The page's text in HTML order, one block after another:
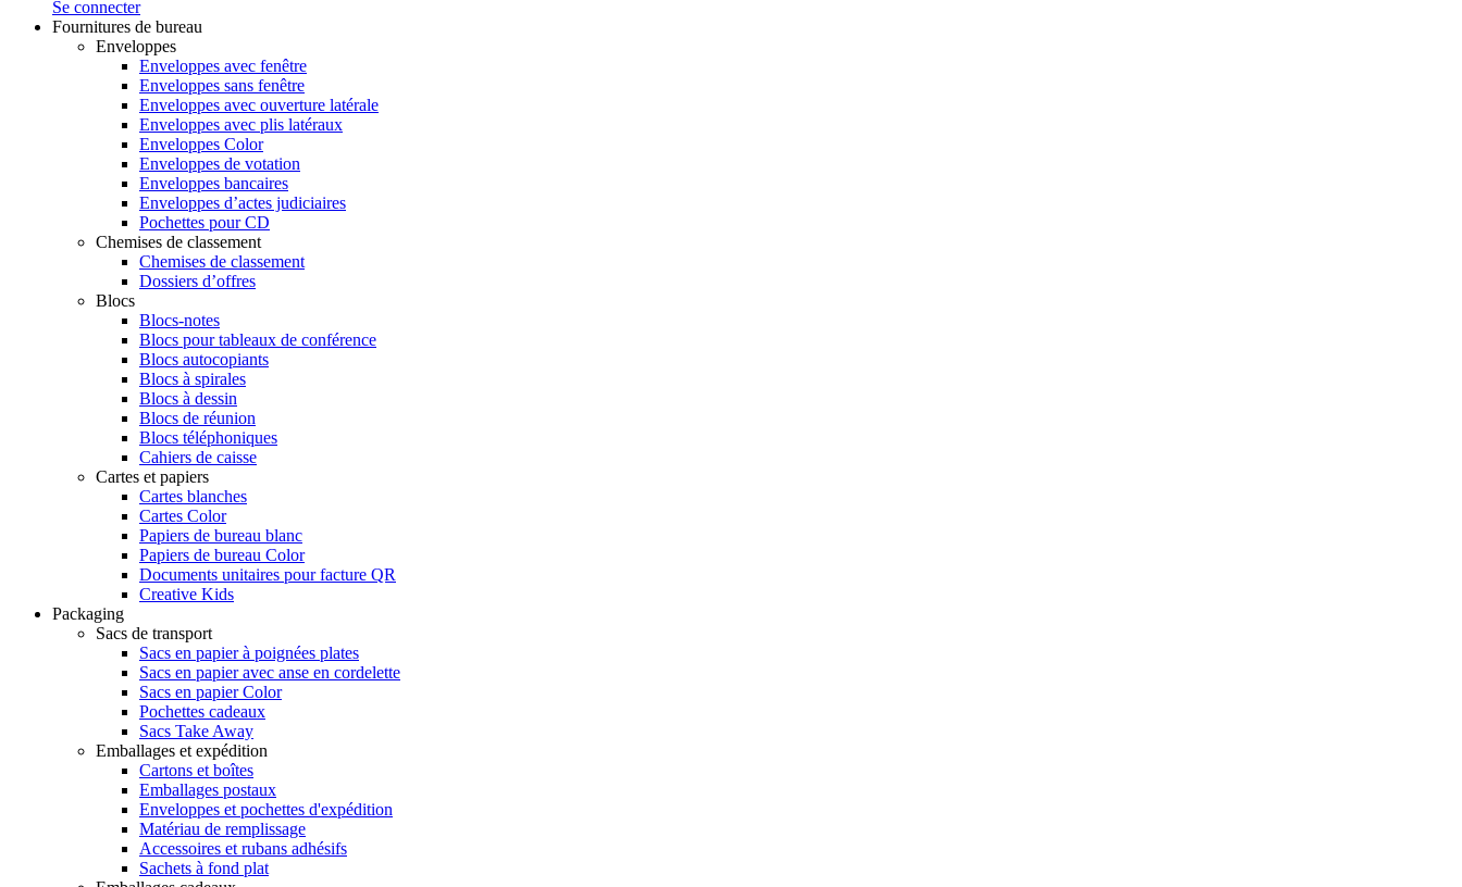
Se connecter
Fournitures de bureau
Enveloppes
Enveloppes avec fenêtre
Enveloppes sans fenêtre
Enveloppes avec ouverture latérale
Enveloppes avec plis latéraux
Enveloppes Color
Enveloppes de votation
Enveloppes bancaires
Enveloppes d’actes judiciaires
Pochettes pour CD
Chemises de classement
Chemises de classement
Dossiers d’offres
Blocs
Blocs-notes
Blocs pour tableaux de conférence
Blocs autocopiants
Blocs à spirales
Blocs à dessin
Blocs de réunion
Blocs téléphoniques
Cahiers de caisse
Cartes et papiers
Cartes blanches
Cartes Color
Papiers de bureau blanc
Papiers de bureau Color
Documents unitaires pour facture QR
Creative Kids
Packaging
Sacs de transport
Sacs en papier à poignées plates
Sacs en papier avec anse en cordelette
Sacs en papier Color
Pochettes cadeaux
Sacs Take Away
Emballages et expédition
Cartons et boîtes
Emballages postaux
Enveloppes et pochettes d'expédition
Matériau de remplissage
Accessoires et rubans adhésifs
Sachets à fond plat